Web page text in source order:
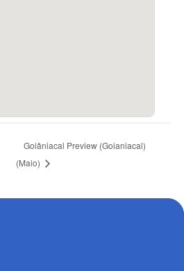
Goiâniacal Preview (Goianiacal)
(Maio)